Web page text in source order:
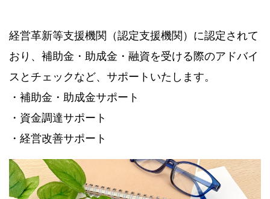
経営革新等支援機関（認定支援機関）に認定されて
おり、補助金・助成金・融資を受ける際のアドバイ
スとチェックなど、サポートいたします。
・補助金・助成金サポート
・資金調達サポート
・経営改善サポート